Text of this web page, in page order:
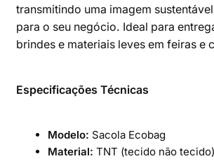
transmitindo uma imagem
para o seu negócio. Ideal para
brindes e materiais leves em feiras e
Especificações Técnicas
Modelo: Sacola Ecobag
Material: TNT (tecido não tecido)